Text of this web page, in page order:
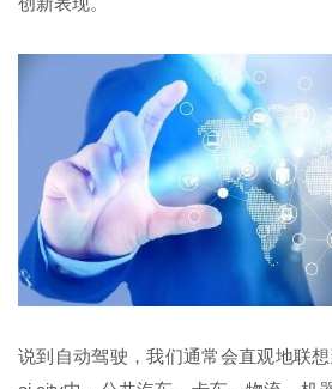
说到自动驾驶，我们通常会直观地联